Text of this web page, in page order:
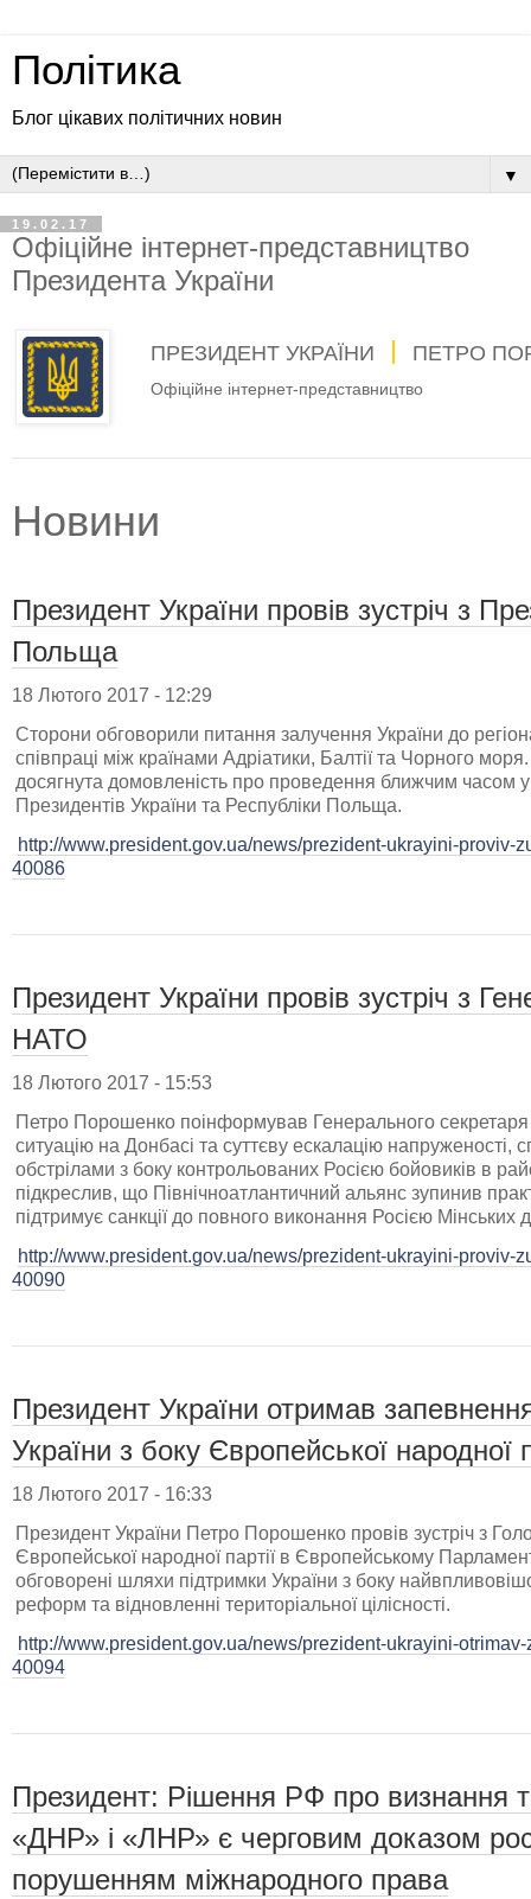
Політика
Блог цікавих політичних новин
▼
19.02.17
Офіційне інтернет-представництво
Президента України
ПРЕЗИДЕНТ УКРАЇНИ ПЕТРО
Офіційне інтернет-представництво
Новини
Президент України провів зустріч з
Польща
18 Лютого 2017 - 12:29
Сторони обговорили питання залучення України до
співпраці між країнами Адріатики, Балтії та Чорного
досягнута домовленість про проведення ближчим часом у
Президентів України та Республіки Польща.
http://www.president.gov.ua/news/prezident-ukrayini-proviv-
40086
Президент України провів зустріч з
НАТО
18 Лютого 2017 - 15:53
Петро Порошенко поінформував Генерального
ситуацію на Донбасі та суттєву ескалацію
обстрілами з боку контрольованих Росією бойовиків в
підкреслив, що Північноатлантичний альянс зупинив
підтримує санкції до повного виконання Росією Мінських
http://www.president.gov.ua/news/prezident-ukrayini-proviv-
40090
Президент України отримав
України з боку Європейської народної
18 Лютого 2017 - 16:33
Президент України Петро Порошенко провів зустріч з
Європейської народної партії в Європейському
обговорені шляхи підтримки України з боку
реформ та відновленні територіальної цілісності.
http://www.president.gov.ua/news/prezident-ukrayini-
40094
Президент: Рішення РФ про визнання
«ДНР» і «ЛНР» є черговим доказом
порушенням міжнародного права